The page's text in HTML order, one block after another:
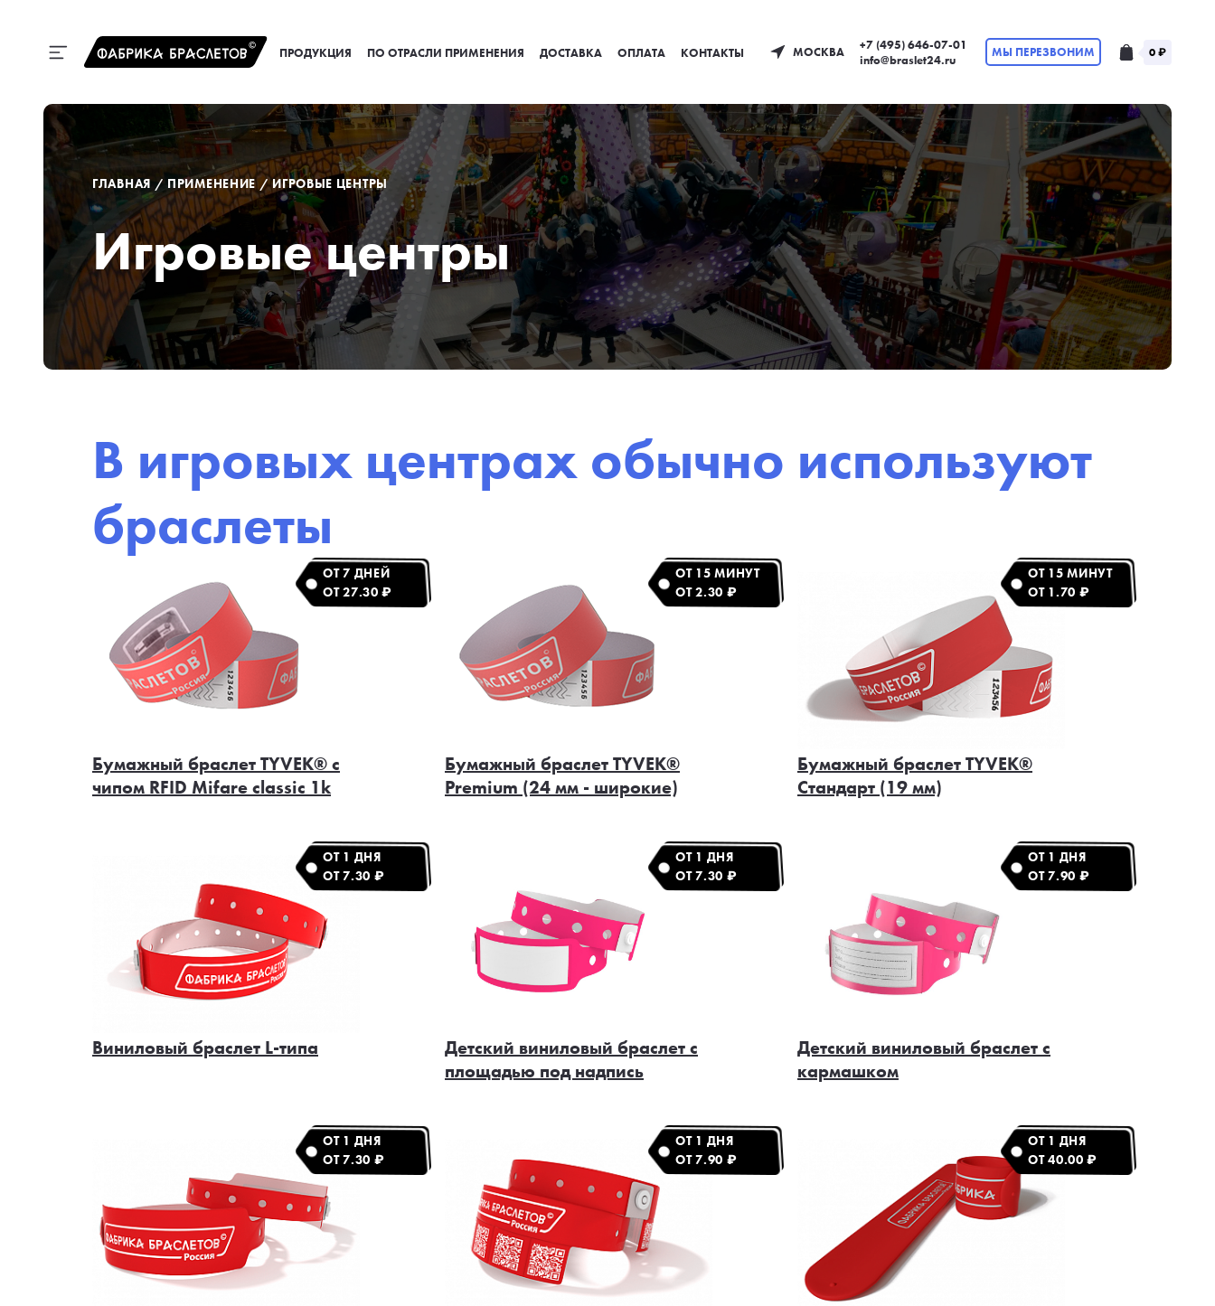
ПРОДУКЦИЯ ПО ОТРАСЛИ ПРИМЕНЕНИЯ ДОСТАВКА ОПЛАТА КОНТАКТЫ МОСКВА
+7 (495) 646-07-01
info@braslet24.ru
МЫ ПЕРЕЗВОНИМ 0 ₽
ГЛАВНАЯ / ПРИМЕНЕНИЕ / ИГРОВЫЕ ЦЕНТРЫ
Игровые центры
В игровых центрах обычно используют
браслеты
Бумажный браслет TYVEK® с
чипом RFID Mifare classic 1k
ОТ 7 ДНЕЙ
ОТ 27.30 ₽
Бумажный браслет TYVEK®
Premium (24 мм - широкие)
ОТ 15 МИНУТ
ОТ 2.30 ₽
Бумажный браслет TYVEK®
Стандарт (19 мм)
ОТ 15 МИНУТ
ОТ 1.70 ₽
Виниловый браслет L-типа
ОТ 1 ДНЯ
ОТ 7.30 ₽
Детский виниловый браслет с
площадью под надпись
ОТ 1 ДНЯ
ОТ 7.30 ₽
Детский виниловый браслет с
кармашком
ОТ 1 ДНЯ
ОТ 7.90 ₽
ОТ 1 ДНЯ
ОТ 7.30 ₽
ОТ 1 ДНЯ
ОТ 7.90 ₽
ОТ 1 ДНЯ
ОТ 40.00 ₽